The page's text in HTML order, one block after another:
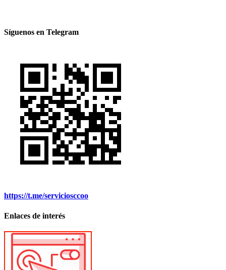
Síguenos en Telegram
https://t.me/serviciosccoo
Enlaces de interés